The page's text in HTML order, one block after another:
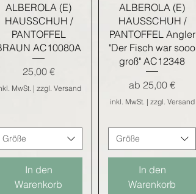
Schnellansicht
ALBEROLA (E)
HAUSSCHUH /
PANTOFFEL
AC10080A
Preis
25,00 €
MwSt. | zzgl. Versand
Größe
In den
Warenkorb
Schnellansicht
ALBEROLA (E)
HAUSSCHUH /
PANTOFFEL Angler
"Der Fisch war sooo
groß" AC12348
ab25,00 €
Sale-Preis
inkl. MwSt. | zzgl. Versand
Größe
In den
Warenkorb